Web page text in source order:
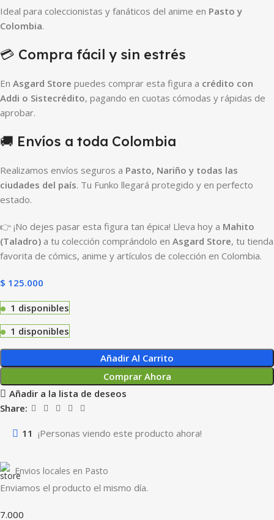
Ideal para coleccionistas y fanáticos del anime en Pasto y
Colombia.
💳 Compra fácil y sin estrés
En Asgard Store puedes comprar esta figura a crédito con
Addi o Sistecrédito, pagando en cuotas cómodas y rápidas de
aprobar.
🚚 Envíos a toda Colombia
Realizamos envíos seguros a Pasto, Nariño y todas las
ciudades del país. Tu Funko llegará protegido y en perfecto
estado.
👉 ¡No dejes pasar esta figura tan épica! Lleva hoy a Mahito
(Taladro) a tu colección comprándolo en Asgard Store, tu tienda
favorita de cómics, anime y artículos de colección en Colombia.
$ 125.000
1 disponibles
1 disponibles
Añadir Al Carrito
Comprar Ahora
Añadir a la lista de deseos
Share:
11 ¡Personas viendo este producto ahora!
Envios locales en Pasto
Enviamos el producto el mismo día.
7.000